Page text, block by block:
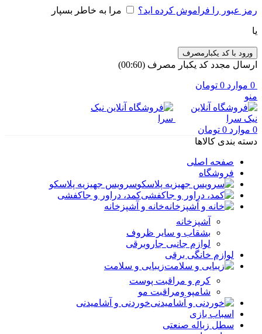
رمز عبور را فراموش کرده اید؟ مرا به خاطر بسپار
یا
ورود با کد یکبارمصرف
ارسال مجدد کد یکبار مصرف (00:
60
)
0 موارد 0 تومان
منو
0 موارد 0 تومان
دسته بندی کالاها
صفحه اصلی
فروشگاه
سرویس جهیزیه پلاسکو
کمد، دراور و جاکفشی
خانه و آشپزخانه
آشپزخانه
بشقاب و سایر ظروف
لوازم جانبی جاروبرقی
لوازم خانگی برقی
زیبایی و سلامت
کرم و مراقبت پوست
شامپو ومراقبت مو
خوردنی و آشامیدنی
اسباب بازی
سطل زباله صنعتی